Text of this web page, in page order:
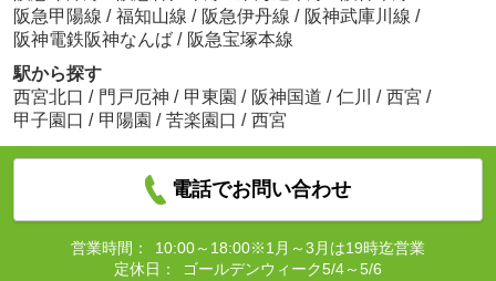
阪急甲陽線 / 福知山線 / 阪急伊丹線 / 阪神武庫川線 /
阪神電鉄阪神なんば / 阪急宝塚本線
駅から探す
西宮北口 / 門戸厄神 / 甲東園 / 阪神国道 / 仁川 / 西宮 /
甲子園口 / 甲陽園 / 苦楽園口 / 西宮
電話でお問い合わせ
営業時間：
10:00～18:00※1月～3月は19時迄営業
定休日：
ゴールデンウィーク5/4～5/6